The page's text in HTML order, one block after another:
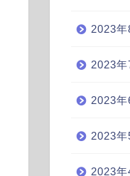
2023年
2023年
2023年
2023年
2023年